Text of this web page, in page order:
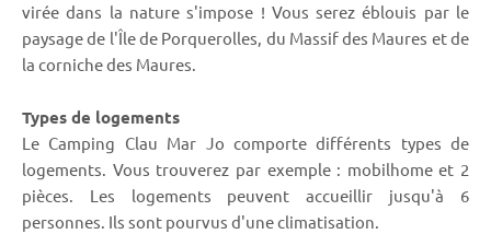
virée dans la nature s'impose ! Vous serez éblouis par le
paysage de l'Île de Porquerolles, du Massif des Maures et de
la corniche des Maures.
Types de logements
Le Camping Clau Mar Jo comporte différents types de
logements. Vous trouverez par exemple : mobilhome et 2
pièces. Les logements peuvent accueillir jusqu'à 6
personnes. Ils sont pourvus d'une climatisation.